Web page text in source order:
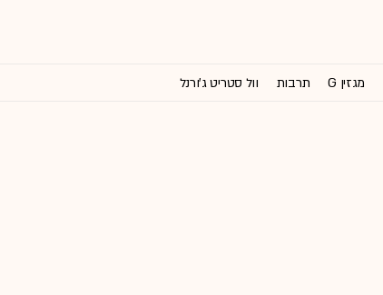
מגזין G תרבות וול סטריט ג'ורנל